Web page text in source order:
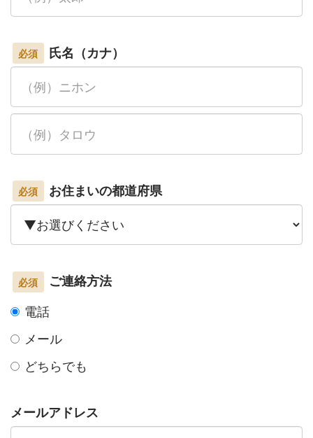
必須 氏名（カナ）
必須 お住まいの都道府県
必須
ご連絡方法
電話
メール
どちらでも
メールアドレス